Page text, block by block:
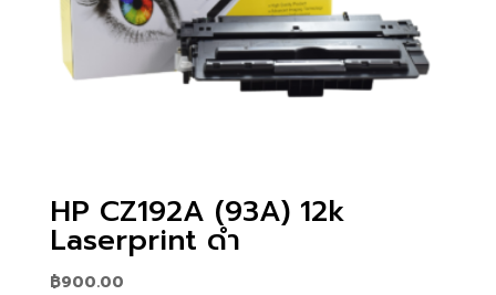
HP CZ192A (93A) 12k
Laserprint ดำ
฿900.00